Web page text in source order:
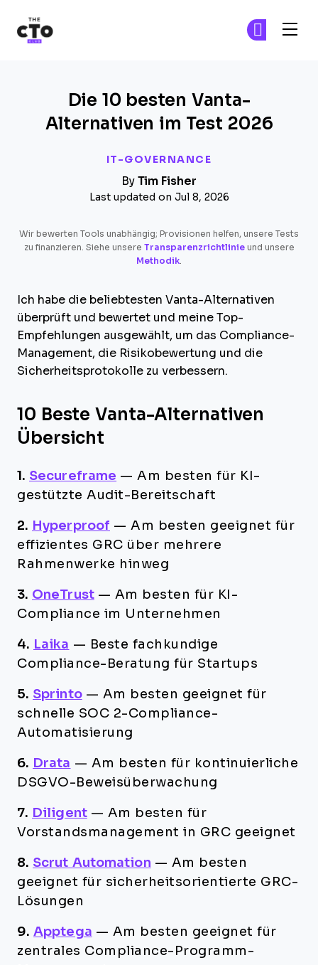
IT-GOVERNANCE
Die 10 besten Vanta-
Alternativen im Test 2026
By Tim Fisher
Last updated on Jul 8, 2026
Wir bewerten Tools unabhängig; Provisionen helfen, unsere Tests
zu finanzieren. Siehe unsere Transparenzrichtlinieund unsere
Methodik.
Ich habe die beliebtesten Vanta-Alternativen
überprüft und bewertet und meine Top-
Empfehlungen ausgewählt, um das Compliance-
Management, die Risikobewertung und die
Sicherheitsprotokolle zu verbessern.
10 Beste Vanta-Alternativen
Übersicht
1. Secureframe —Am besten für KI-
gestützte Audit-Bereitschaft
2. Hyperproof — Am besten geeignet für
effizientes GRC über mehrere
Rahmenwerke hinweg
3. OneTrust — Am besten für KI-
Compliance im Unternehmen
4. Laika — Beste fachkundige
Compliance-Beratung für Startups
5. Sprinto — Am besten geeignet für
schnelle SOC 2-Compliance-
Automatisierung
6. Drata — Am besten für kontinuierliche
DSGVO-Beweisüberwachung
7. Diligent — Am besten für
Vorstandsmanagement in GRC geeignet
8. Scrut Automation — Am besten
geeignet für sicherheitsorientierte GRC-
Lösungen
9. Apptega — Am besten geeignet für
zentrales Compliance-Programm-